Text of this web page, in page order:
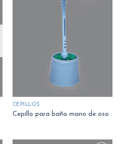
CEPILLOS
Cepillo para baño mano de oso